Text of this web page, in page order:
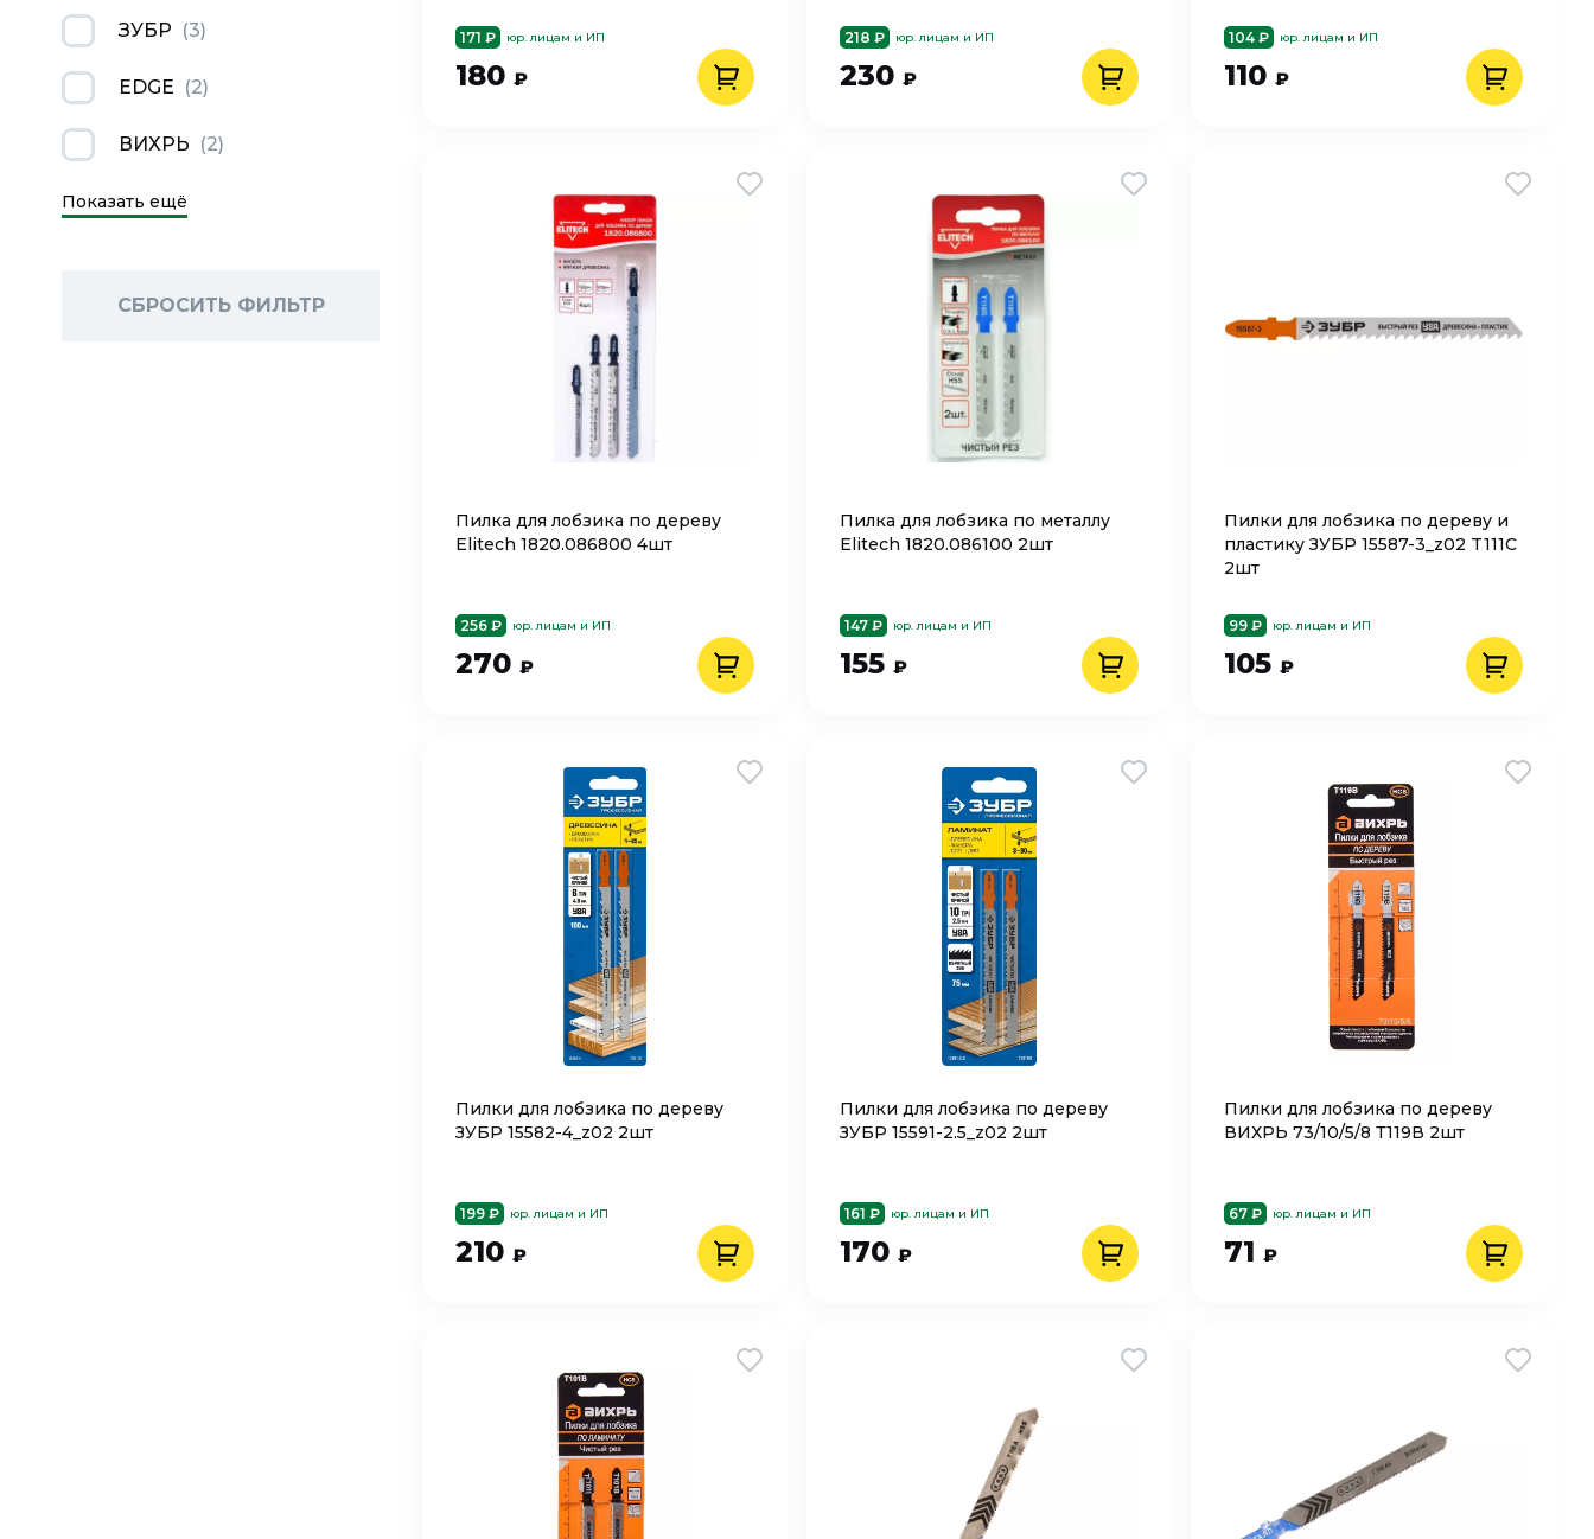
ЗУБР (3)
EDGE (2)
ВИХРЬ (2)
Показать ещё
СБРОСИТЬ ФИЛЬТР
171 ₽ юр. лицам и ИП
180 ₽
218 ₽ юр. лицам и ИП
230 ₽
104 ₽ юр. лицам и ИП
110 ₽
Пилка для лобзика по дереву
Elitech 1820.086800 4шт
256 ₽ юр. лицам и ИП
270 ₽
Пилка для лобзика по металлу
Elitech 1820.086100 2шт
147 ₽ юр. лицам и ИП
155 ₽
Пилки для лобзика по дереву и
пластику ЗУБР 15587-3_z02 T111C
2шт
99 ₽ юр. лицам и ИП
105 ₽
Пилки для лобзика по дереву
ЗУБР 15582-4_z02 2шт
199 ₽ юр. лицам и ИП
210 ₽
Пилки для лобзика по дереву
ЗУБР 15591-2.5_z02 2шт
161 ₽ юр. лицам и ИП
170 ₽
Пилки для лобзика по дереву
ВИХРЬ 73/10/5/8 Т119В 2шт
67 ₽ юр. лицам и ИП
71 ₽